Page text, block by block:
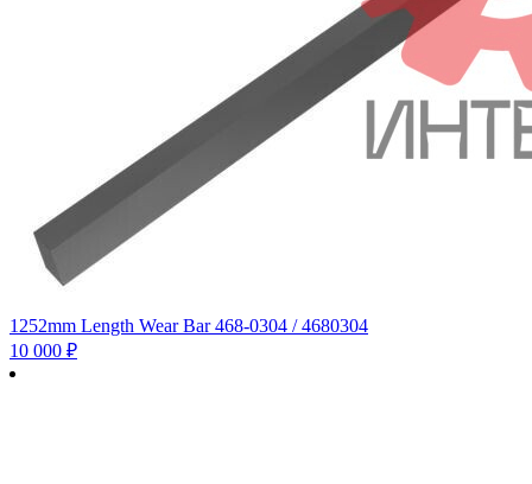
1252mm Length Wear Bar 468-0304 / 4680304
10 000 ₽